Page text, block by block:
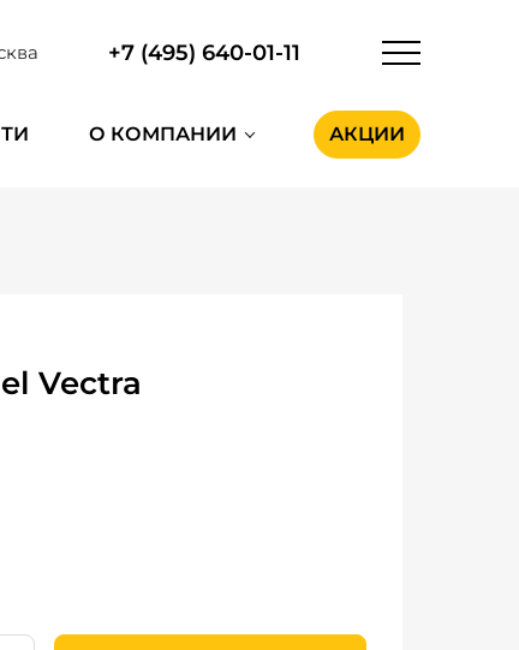
+7 (495) 640-01-11
О КОМПАНИИ АКЦИИ
Vectra